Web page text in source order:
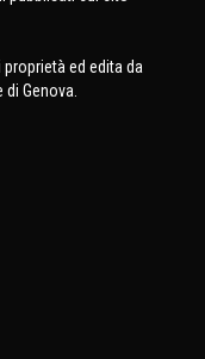
proprietà ed edita da
di Genova.